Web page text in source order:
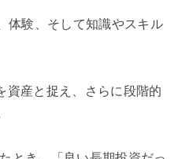
体験、そして知識やスキル
資産と捉え、さらに段階的